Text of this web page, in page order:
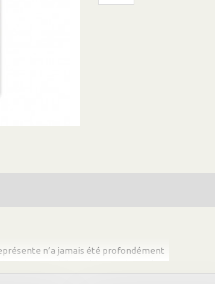
n’a jamais été profondément
cet essai philosophique, qui pose les